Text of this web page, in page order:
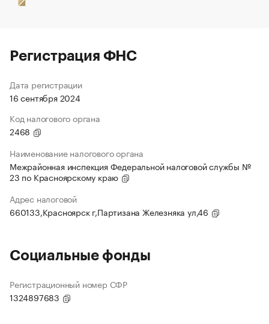
Регистрация ФНС
Дата регистрации
16 сентября 2024
Код налогового органа
2468
Наименование налогового органа
Межрайонная инспекция Федеральной налоговой службы №
23 по Красноярскому краю
Адрес налоговой
660133,Красноярск г,Партизана Железняка ул,46
Социальные фонды
Регистрационный номер СФР
1324897683